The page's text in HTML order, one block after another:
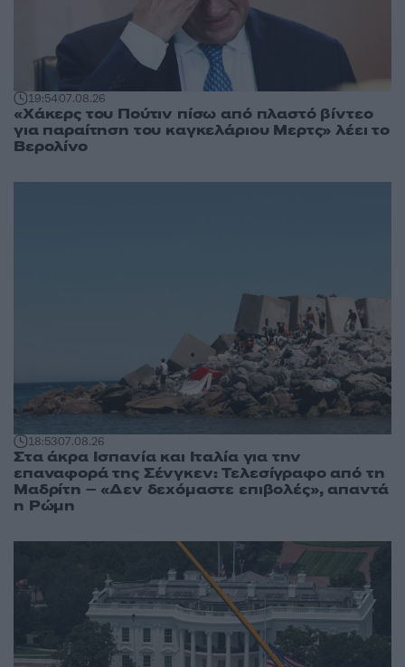
19:5407.08.26
«Χάκερς του Πούτιν πίσω από πλαστό βίντεο
για παραίτηση του καγκελάριου Μερτς» λέει το
Βερολίνο
18:5307.08.26
Στα άκρα Ισπανία και Ιταλία για την
επαναφορά της Σένγκεν: Τελεσίγραφο από τη
Μαδρίτη – «Δεν δεχόμαστε επιβολές», απαντά
η Ρώμη